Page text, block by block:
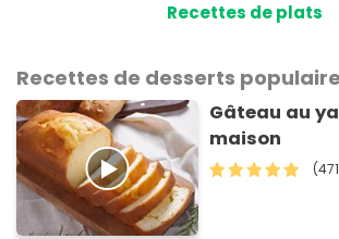
Recettes de plats
Recettes de desserts
Gâteau au
maison